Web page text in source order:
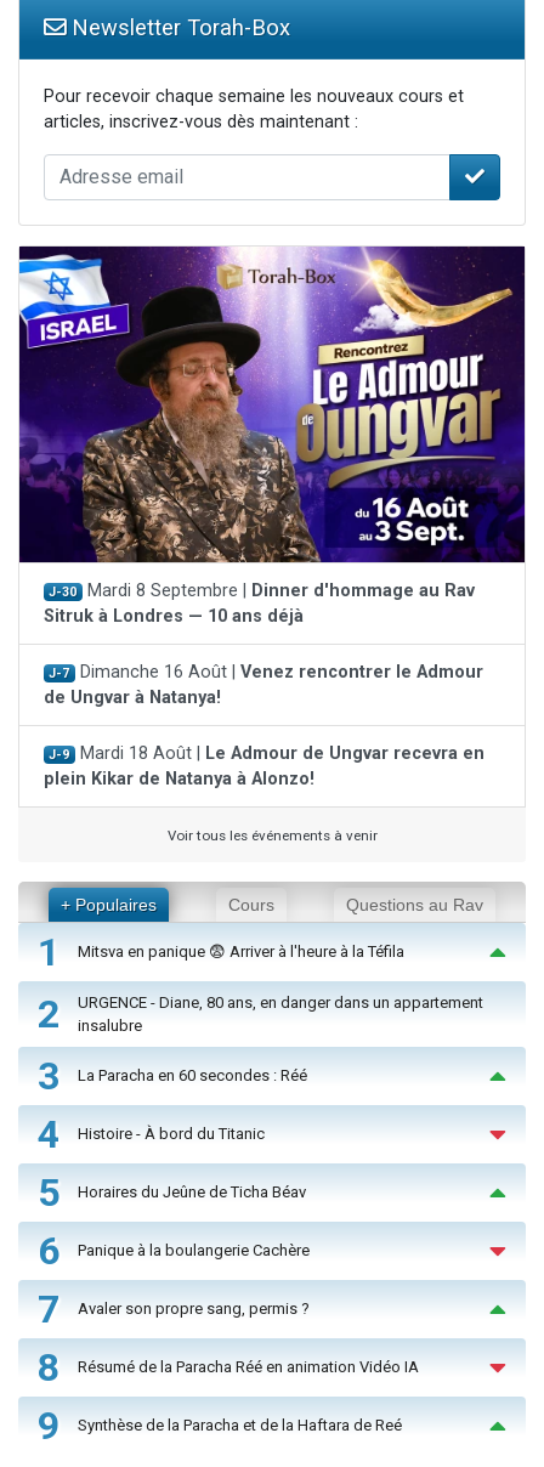
Newsletter Torah-Box
Pour recevoir chaque semaine les nouveaux cours et
articles, inscrivez-vous dès maintenant :
J-30 Mardi 8 Septembre |
Dinner d'hommage au Rav
Sitruk à Londres — 10 ans déjà
J-7 Dimanche 16 Août | Venez rencontrer le Admour
de Ungvar à Natanya!
J-9 Mardi 18 Août |
Le Admour de Ungvar recevra en
plein Kikar de Natanya à Alonzo!
Voir tous les événements à venir
+ Populaires Cours Questions au Rav
1 Mitsva en panique 😨 Arriver à l'heure à la Téfila
2
URGENCE - Diane, 80 ans, en danger dans un appartement
insalubre
3 La Paracha en 60 secondes : Réé
4 Histoire - À bord du Titanic
5 Horaires du Jeûne de Ticha Béav
6 Panique à la boulangerie Cachère
7 Avaler son propre sang, permis ?
8 Résumé de la Paracha Réé en animation Vidéo IA
9 Synthèse de la Paracha et de la Haftara de Reé